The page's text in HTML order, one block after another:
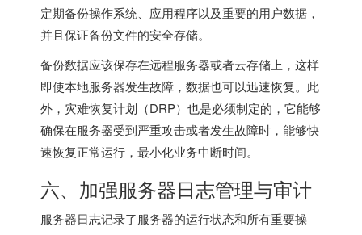
定期备份操作系统、应用程序以及重要的用户数据，
并且保证备份文件的安全存储。
备份数据应该保存在远程服务器或者云存储上，这样
即使本地服务器发生故障，数据也可以迅速恢复。此
外，灾难恢复计划（DRP）也是必须制定的，它能够
确保在服务器受到严重攻击或者发生故障时，能够快
速恢复正常运行，最小化业务中断时间。
六、加强服务器日志管理与审计
服务器日志记录了服务器的运行状态和所有重要操